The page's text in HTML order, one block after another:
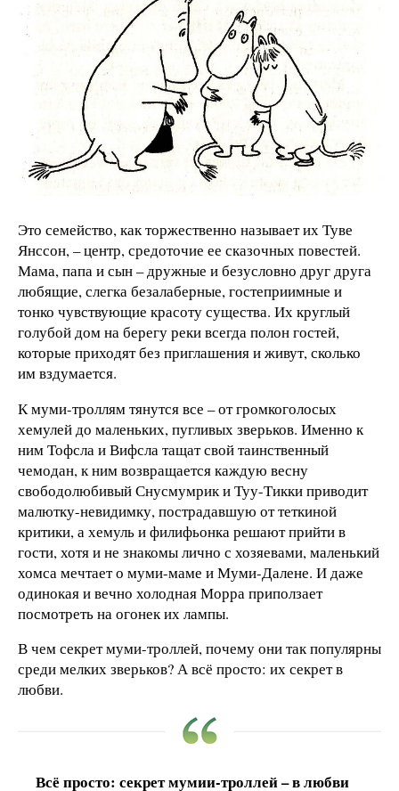
Это семейство, как торжественно называет их Туве
Янссон, – центр, средоточие ее сказочных повестей.
Мама, папа и сын – дружные и безусловно друг друга
любящие, слегка безалаберные, гостеприимные и
тонко чувствующие красоту существа. Их круглый
голубой дом на берегу реки всегда полон гостей,
которые приходят без приглашения и живут, сколько
им вздумается.
К муми-троллям тянутся все – от громкоголосых
хемулей до маленьких, пугливых зверьков. Именно к
ним Тофсла и Вифсла тащат свой таинственный
чемодан, к ним возвращается каждую весну
свободолюбивый Снусмумрик и Туу-Тикки приводит
малютку-невидимку, пострадавшую от теткиной
критики, а хемуль и филифьонка решают прийти в
гости, хотя и не знакомы лично с хозяевами, маленький
хомса мечтает о муми-маме и Муми-Далене. И даже
одинокая и вечно холодная Морра приползает
посмотреть на огонек их лампы.
В чем секрет муми-троллей, почему они так популярны
среди мелких зверьков? А всё просто: их секрет в
любви.
Всё просто: секрет мумии-троллей – в любви